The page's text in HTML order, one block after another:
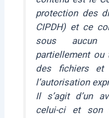
protection des
CIPDH) et ce
sous aucun
partiellement ou
des fichiers et
l’autorisation
Il s’agit d’un
celui-ci et son